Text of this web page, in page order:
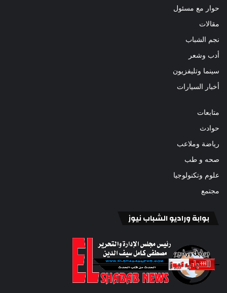
حوار مع مسئول
مقالات
نجم الشباب
أدب وشعر
سينما وتليفزيون
أخبار السيارات
متابعات
حوادث
رياضة وملاعب
صحه و طب
علوم وتكنولوجيا
مجتمع
بوابة وراديو الشباب نيوز